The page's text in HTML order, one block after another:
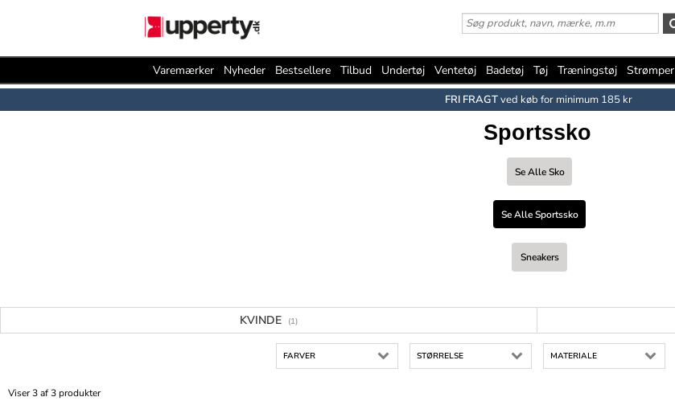
Varemærker Nyheder Bestsellere Tilbud Undertøj Ventetøj Badetøj Tøj Træningstøj Strømper
FRI FRAGTved køb for minimum 185 kr
Sportssko
Se Alle Sko
Se Alle Sportssko
Sneakers
KVINDE (1)
FARVER STØRRELSE MATERIALE
Viser 3 af 3 produkter